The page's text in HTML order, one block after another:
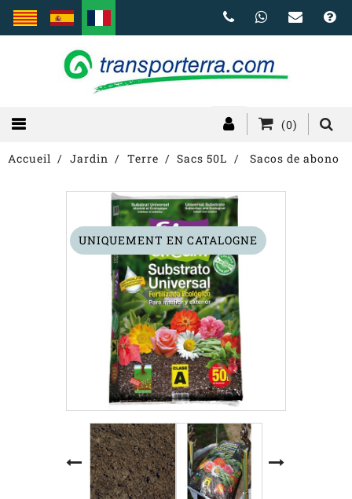
(0)
Accueil Jardin Terre Sacs 50L Sacos de abono
UNIQUEMENT EN CATALOGNE